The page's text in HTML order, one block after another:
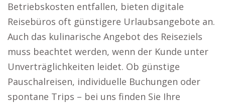
Betriebskosten entfallen, bieten digitale
Reisebüros oft günstigere Urlaubsangebote an.
Auch das kulinarische Angebot des Reiseziels
muss beachtet werden, wenn der Kunde unter
Unverträglichkeiten leidet. Ob günstige
Pauschalreisen, individuelle Buchungen oder
spontane Trips – bei uns finden Sie Ihre